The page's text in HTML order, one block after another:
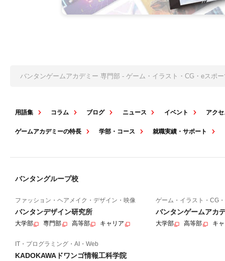
バンタンゲームアカデミー 専門部 - ゲーム・イラスト・CG・eスポ
用語集 コラム ブログ ニュース イベント アク
ゲームアカデミーの特長 学部・コース 就職実績・サポート
バンタングループ校
ファッション・ヘアメイク・デザイン・映像
バンタンデザイン研究所
大学部 専門部 高等部 キャリア
ゲーム・イラスト・CG
バンタンゲームアカ
大学部 高等部 キ
IT・プログラミング・AI・Web
KADOKAWAドワンゴ情報工科学院